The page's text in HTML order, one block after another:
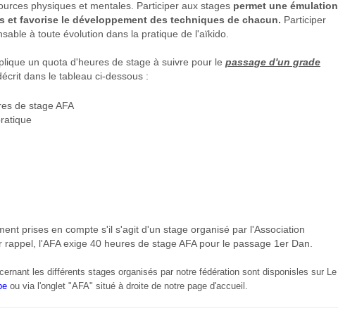
physiques et mentales. Participer aux stages permet une émulation
et favorise le développement des techniques de chacun. Participer
à toute évolution dans la pratique de l'aïkido.
un quota d'heures de stage à suivre pour le passage d'un grade
dans le tableau ci-dessous :
de stage AFA
prises en compte s'il s'agit d'un stage organisé par l'Association
l'AFA exige 40 heures de stage AFA pour le passage 1er Dan.
les différents stages organisés par notre fédération sont disponisles sur Le
ou via l'onglet "AFA" situé à droite de notre page d'accueil.